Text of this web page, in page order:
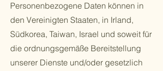
Personenbezogene Daten können in
den Vereinigten Staaten, in Irland,
Südkorea, Taiwan, Israel und soweit für
die ordnungsgemäße Bereitstellung
unserer Dienste und/oder gesetzlich